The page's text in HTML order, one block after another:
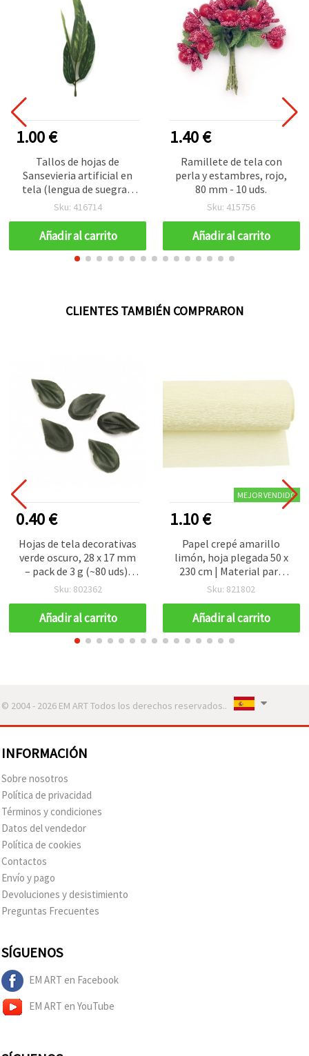
1.00 €
Tallos de hojas de
Sansevieria artificial en
tela (lengua de suegra),
verde, 240 x 30 mm, Pack
realista para
manualidades, arreglos
florales y decoración del
Sku: 416714
Añadir al carrito
1.40 €
Ramillete de tela con
perla y estambres, rojo,
80 mm - 10 uds.
Sku: 415756
Añadir al carrito
CLIENTES TAMBIÉN COMPRARON
0.40 €
Hojas de tela decorativas
verde oscuro, 28 x 17 mm
– pack de 3 g (~80 uds),
adornos de hojas
manualidades DIY,
floristería, scrapbooking,
coronas y guirnaldas
Sku: 802362
Añadir al carrito
MEJOR VENDIDO
1.10 €
Papel crepé amarillo
limón, hoja plegada 50 x
230 cm | Material para
manualidades premium
de papel, envolver regalos
y decoración de fiestas
Sku: 821802
Añadir al carrito
© 2004 - 2026 EM ART Todos los derechos reservados..
INFORMACIÓN
Sobre nosotros
Política de privacidad
Términos y condiciones
Datos del vendedor
Política de cookies
Contactos
Envío y pago
Devoluciones y desistimiento
Preguntas Frecuentes
SÍGUENOS
EM ART en Facebook
EM ART en YouTube